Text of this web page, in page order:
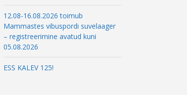
12.08-16.08.2026 toimub
Mammastes vibuspordi suvelaager
– registreerimine avatud kuni
05.08.2026
ESS KALEV 125!